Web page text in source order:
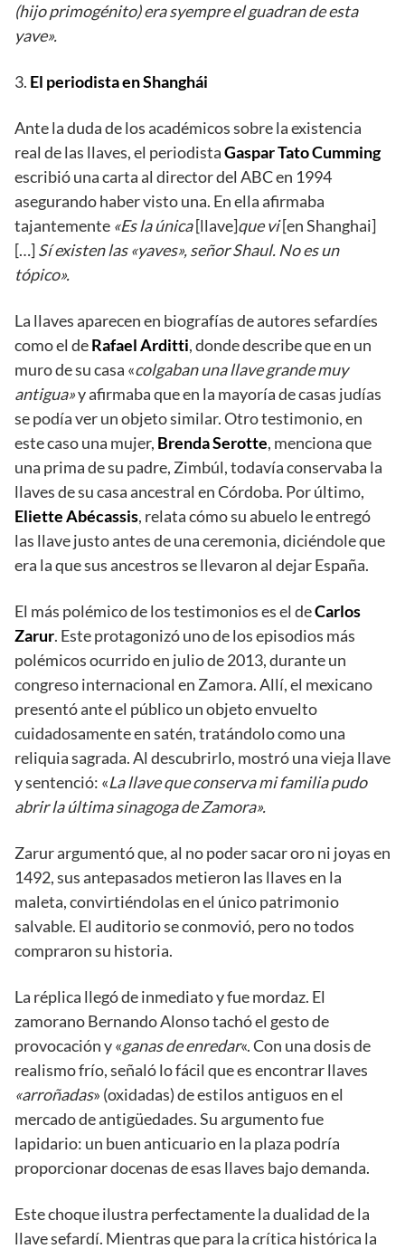
(hijo primogénito) erasyempre el guadran de esta
yave».
3. El periodista en Shanghái
Ante la duda de los académicos sobre la existencia
real de las llaves, el periodistaGaspar Tato Cumming
escribió una carta al director del ABC en 1994
asegurando haber visto una. En ella afirmaba
tajantemente «Es la única[llave]que vi[en Shanghai]
[…]Sí existen las «yaves», señor Shaul. No es un
tópico».
La llaves aparecen en biografías de autores sefardíes
como el deRafael Arditti, donde describe que en un
muro de su casa «colgaban una llave grande muy
antigua»y afirmaba que en la mayoría de casas judías
se podía ver un objeto similar. Otro testimonio, en
este caso una mujer, Brenda Serotte, menciona que
una prima de su padre, Zimbúl, todavía conservaba la
llaves de su casa ancestral en Córdoba. Por último,
Eliette Abécassis, relata cómo su abuelo le entregó
las llave justo antes de una ceremonia, diciéndole que
era la que sus ancestros se llevaron al dejar España.
El más polémico de los testimonios es el deCarlos
Zarur. Este protagonizó uno de los episodios más
polémicos ocurrido en julio de 2013, durante un
congreso internacional en Zamora. Allí, el mexicano
presentó ante el público un objeto envuelto
cuidadosamente en satén, tratándolo como una
reliquia sagrada. Al descubrirlo, mostró una vieja llave
y sentenció: «La llave que conserva mi familia pudo
abrir la última sinagoga de Zamora».
Zarur argumentó que, al no poder sacar oro ni joyas en
1492, sus antepasados metieron las llaves en la
maleta, convirtiéndolas en el único patrimonio
salvable. El auditorio se conmovió, pero no todos
compraron su historia.
La réplica llegó de inmediato y fue mordaz. El
zamorano Bernando Alonso tachó el gesto de
provocación y «ganas de enredar«. Con una dosis de
realismo frío, señaló lo fácil que es encontrar llaves
«arroñadas» (oxidadas) de estilos antiguos en el
mercado de antigüedades. Su argumento fue
lapidario: un buen anticuario en la plaza podría
proporcionar docenas de esas llaves bajo demanda.
Este choque ilustra perfectamente la dualidad de la
llave sefardí. Mientras que para la crítica histórica la